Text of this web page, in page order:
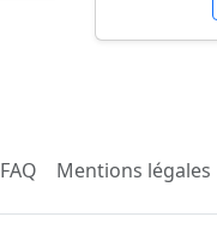
FAQ Mentions légales